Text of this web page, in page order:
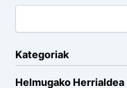
Kategoriak
Helmugako Herrialdea